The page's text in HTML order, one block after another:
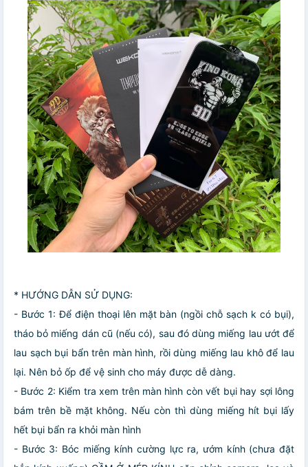
* HƯỚNG DẪN SỬ DỤNG:
- Bước 1: Để điện thoại lên mặt bàn (ngồi chỗ sạch k có bụi),
tháo bỏ miếng dán cũ (nếu có), sau đó dùng miếng lau ướt để
lau sạch bụi bẩn trên màn hình, rồi dùng miếng lau khô để lau
lại. Nên bỏ ốp để vệ sinh cho máy được dễ dàng.
- Bước 2: Kiểm tra xem trên màn hình còn vết bụi hay sợi lông
bám trên bề mặt không. Nếu còn thì dùng miếng hít bụi lấy
hết bụi bẩn ra khỏi màn hình
- Bước 3: Bóc miếng kính cường lực ra, ướm kính (chưa đặt